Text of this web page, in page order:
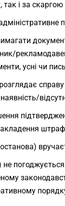
так і за скаргою
усні чи